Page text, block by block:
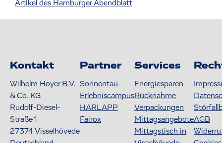
Artikel des Hamburger Abendblatt
Kontakt
Wilhelm Hoyer B.V.
& Co. KG
Rudolf-Diesel-
Straße 1
27374Visselhövede
Partner
Sonnentau
Erlebniscampus
HARLAPP
Fairox
Services
Energiesparen
Rücknahme
Verpackungen
Mittagsangebote
Mittagstisch in
AGB